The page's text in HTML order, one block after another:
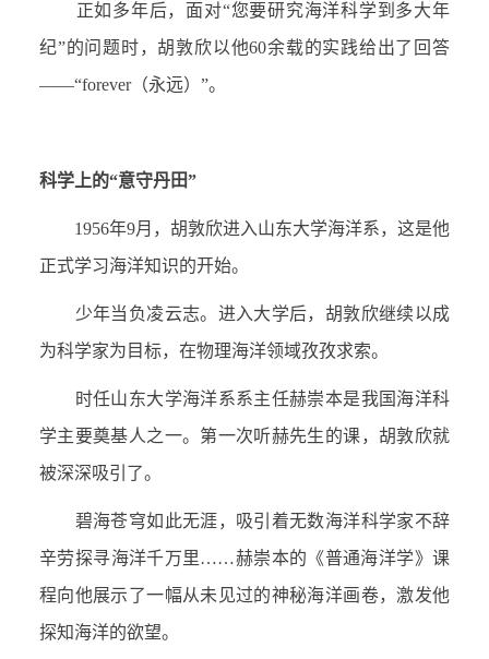
正如多年后，面对“您要研究海洋科学到多大年
纪”的问题时，胡敦欣以他60余载的实践给出了回答
——“forever（永远）”。
科学上的“意守丹田”
1956年9月，胡敦欣进入山东大学海洋系，这是他
正式学习海洋知识的开始。
少年当负凌云志。进入大学后，胡敦欣继续以成
为科学家为目标，在物理海洋领域孜孜求索。
时任山东大学海洋系系主任赫崇本是我国海洋科
学主要奠基人之一。第一次听赫先生的课，胡敦欣就
被深深吸引了。
碧海苍穹如此无涯，吸引着无数海洋科学家不辞
辛劳探寻海洋千万里……赫崇本的《普通海洋学》课
程向他展示了一幅从未见过的神秘海洋画卷，激发他
探知海洋的欲望。